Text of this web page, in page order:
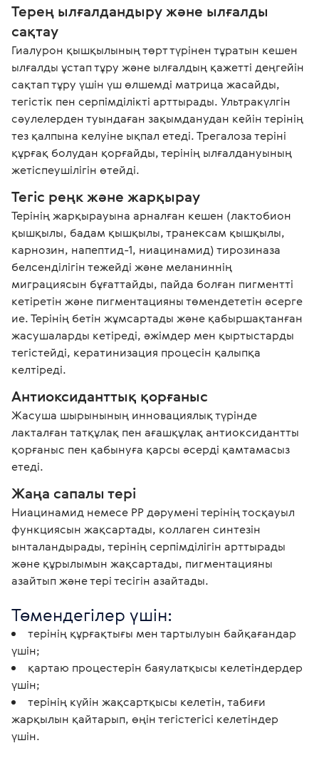
Терең ылғалдандыру және ылғалды
сақтау
Гиалурон қышқылының төрт түрінен тұратын кешен
ылғалды ұстап тұру және ылғалдың қажетті деңгейін
сақтап тұру үшін үш өлшемді матрица жасайды,
тегістік пен серпімділікті арттырады. Ультракүлгін
сәулелерден туындаған зақымданудан кейін терінің
тез қалпына келуіне ықпал етеді. Трегалоза теріні
құрғақ болудан қорғайды, терінің ылғалдануының
жетіспеушілігін өтейді.
Тегіс реңк және жарқырау
Терінің жарқырауына арналған кешен (лактобион
қышқылы, бадам қышқылы, транексам қышқылы,
карнозин, напептид-1, ниацинамид) тирозиназа
белсенділігін тежейді және меланиннің
миграциясын бұғаттайды, пайда болған пигментті
кетіретін және пигментацияны төмендететін әсерге
ие. Терінің бетін жұмсартады және қабыршақтанған
жасушаларды кетіреді, әжімдер мен қыртыстарды
тегістейді, кератинизация процесін қалыпқа
келтіреді.
Антиоксиданттық қорғаныс
Жасуша шырынының инновациялық түрінде
лакталған татқұлақ пен ағашқұлақ антиоксидантты
қорғаныс пен қабынуға қарсы әсерді қамтамасыз
етеді.
Жаңа сапалы тері
Ниацинамид немесе РР дәрумені терінің тосқауыл
функциясын жақсартады, коллаген синтезін
ынталандырады, терінің серпімділігін арттырады
және құрылымын жақсартады, пигментацияны
азайтып және тері тесігін азайтады.
Төмендегілер үшін:
терінің құрғақтығы мен тартылуын байқағандар
үшін;
қартаю процестерін баяулатқысы келетіндердер
үшін;
терінің күйін жақсартқысы келетін, табиғи
жарқылын қайтарып, өңін тегістегісі келетіндер
үшін.